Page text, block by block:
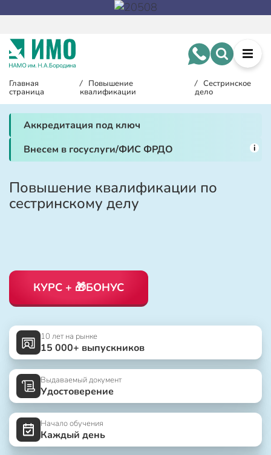
Главная
страница
/ Повышение
квалификации
/ Сестринское
дело
Аккредитация под ключ
Внесем в госуслуги/ФИС ФРДО
i
Повышение квалификации по
сестринскому делу
КУРС + 🎁БОНУС
10 лет на рынке
15 000+ выпускников
Выдаваемый документ
Удостоверение
Начало обучения
Каждый день